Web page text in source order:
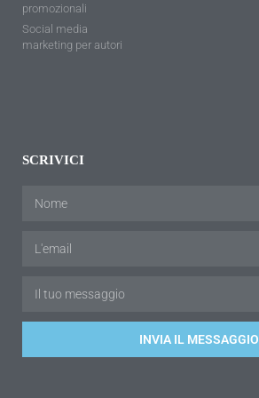
promozionali
Social media
marketing per autori
SCRIVICI
INVIA IL MESSAGGIO